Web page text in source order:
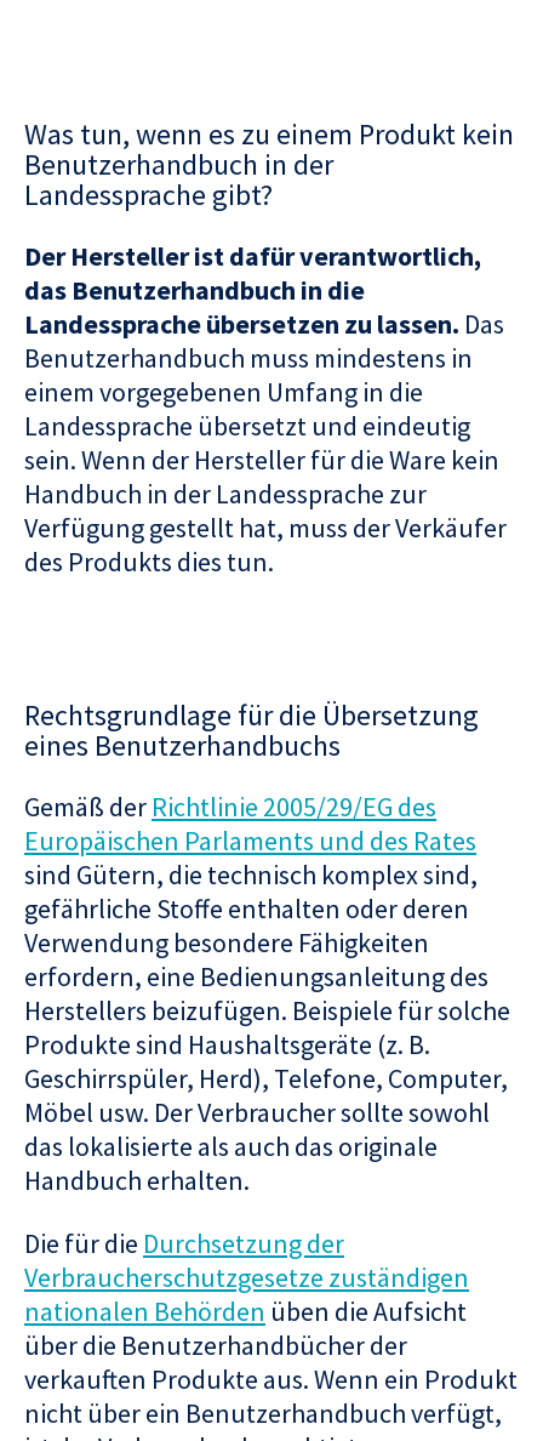
Was tun, wenn es zu einem Produkt kein
Benutzerhandbuch in der
Landessprache gibt?
Der Hersteller ist dafür verantwortlich,
das Benutzerhandbuch in die
Landessprache übersetzen zu lassen. Das
Benutzerhandbuch muss mindestens in
einem vorgegebenen Umfang in die
Landessprache übersetzt und eindeutig
sein. Wenn der Hersteller für die Ware kein
Handbuch in der Landessprache zur
Verfügung gestellt hat, muss der Verkäufer
des Produkts dies tun.
Rechtsgrundlage für die Übersetzung
eines Benutzerhandbuchs
Gemäß der Richtlinie 2005/29/EG des
Europäischen Parlaments und des Rates
sind Gütern, die technisch komplex sind,
gefährliche Stoffe enthalten oder deren
Verwendung besondere Fähigkeiten
erfordern, eine Bedienungsanleitung des
Herstellers beizufügen. Beispiele für solche
Produkte sind Haushaltsgeräte (z. B.
Geschirrspüler, Herd), Telefone, Computer,
Möbel usw. Der Verbraucher sollte sowohl
das lokalisierte als auch das originale
Handbuch erhalten.
Die für die Durchsetzung der
Verbraucherschutzgesetze zuständigen
nationalen Behörden üben die Aufsicht
über die Benutzerhandbücher der
verkauften Produkte aus. Wenn ein Produkt
nicht über ein Benutzerhandbuch verfügt,